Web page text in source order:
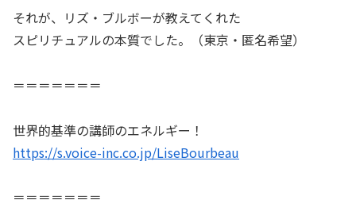
それが、リズ・ブルボーが教えてくれた
スピリチュアルの本質でした。（東京・匿名希望）
＝＝＝＝＝＝＝
世界的基準の講師のエネルギー！
https://s.voice-inc.co.jp/LiseBourbeau
＝＝＝＝＝＝＝